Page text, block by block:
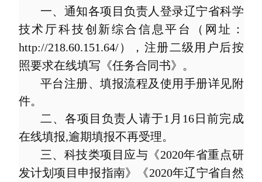
一、通知各项目负责人登录辽宁省科学
技术厅科技创新综合信息平台（网址：
http://218.60.151.64/），注册二级用户后按
照要求在线填写《任务合同书》。
平台注册、填报流程及使用手册详见附
件。
二、各项目负责人请于1 月 16日前完成
在线填报,逾期填报不再受理。
三、科技类项目应与《2020年省重点研
发计划项目申报指南》《2020年辽宁省自然